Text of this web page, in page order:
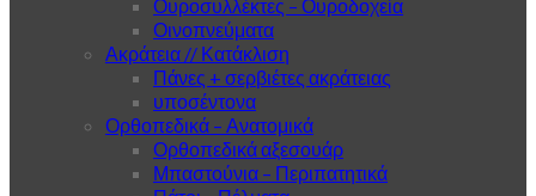
Ουροσυλλέκτες – Ουροδοχεία
Οινοπνεύματα
Ακράτεια // Κατάκλιση
Πάνες + σερβιέτες ακράτειας
υποσέντονα
Ορθοπεδικά – Ανατομικά
Ορθοπεδικά αξεσουάρ
Μπαστούνια – Περιπατητικά